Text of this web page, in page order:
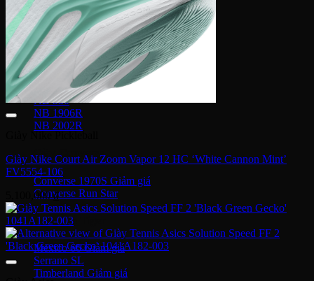
Gel 1090
Gel Kayano
Gel Nimbus
New Balance
NB 574
NB 530
NB 1906R
NB 2002R
Giày Converse
Converse 1970S
Converse Run Star
Onitsuka Tiger
Mexico 66
Serrano SL
Timberland
Giày Nike Court Air Zoom Vapor 12 HC ‘White Cannon Mint’
FV5554-106
5,100,000₫